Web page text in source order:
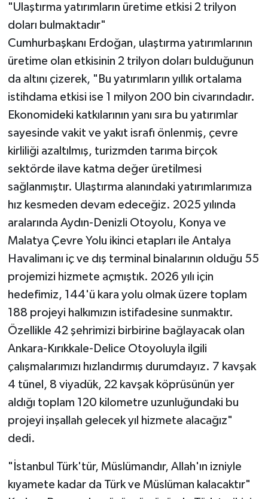
"Ulaştırma yatırımların üretime etkisi 2 trilyon
doları bulmaktadır"
Cumhurbaşkanı Erdoğan, ulaştırma yatırımlarının
üretime olan etkisinin 2 trilyon doları bulduğunun
da altını çizerek, "Bu yatırımların yıllık ortalama
istihdama etkisi ise 1 milyon 200 bin civarındadır.
Ekonomideki katkılarının yanı sıra bu yatırımlar
sayesinde vakit ve yakıt israfı önlenmiş, çevre
kirliliği azaltılmış, turizmden tarıma birçok
sektörde ilave katma değer üretilmesi
sağlanmıştır. Ulaştırma alanındaki yatırımlarımıza
hız kesmeden devam edeceğiz. 2025 yılında
aralarında Aydın-Denizli Otoyolu, Konya ve
Malatya Çevre Yolu ikinci etapları ile Antalya
Havalimanı iç ve dış terminal binalarının olduğu 55
projemizi hizmete açmıştık. 2026 yılı için
hedefimiz, 144'ü kara yolu olmak üzere toplam
188 projeyi halkımızın istifadesine sunmaktır.
Özellikle 42 şehrimizi birbirine bağlayacak olan
Ankara-Kırıkkale-Delice Otoyoluyla ilgili
çalışmalarımızı hızlandırmış durumdayız. 7 kavşak
4 tünel, 8 viyadük, 22 kavşak köprüsünün yer
aldığı toplam 120 kilometre uzunluğundaki bu
projeyi inşallah gelecek yıl hizmete alacağız"
dedi.
"İstanbul Türk'tür, Müslümandır, Allah'ın izniyle
kıyamete kadar da Türk ve Müslüman kalacaktır"